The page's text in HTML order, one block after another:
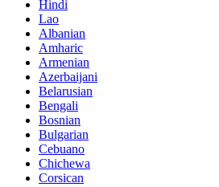
Hindi
Lao
Albanian
Amharic
Armenian
Azerbaijani
Belarusian
Bengali
Bosnian
Bulgarian
Cebuano
Chichewa
Corsican